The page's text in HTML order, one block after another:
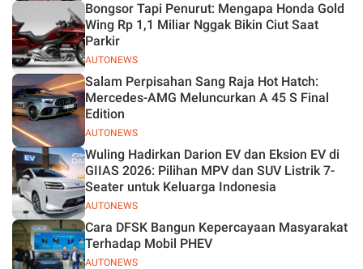
AUTONEWS
Bongsor Tapi Penurut: Mengapa Honda Gold
Wing Rp 1,1 Miliar Nggak Bikin Ciut Saat
Parkir
AUTONEWS
Salam Perpisahan Sang Raja Hot Hatch:
Mercedes-AMG Meluncurkan A 45 S Final
Edition
AUTONEWS
Wuling Hadirkan Darion EV dan Eksion EV di
GIIAS 2026: Pilihan MPV dan SUV Listrik 7-
Seater untuk Keluarga Indonesia
AUTONEWS
Cara DFSK Bangun Kepercayaan Masyarakat
Terhadap Mobil PHEV